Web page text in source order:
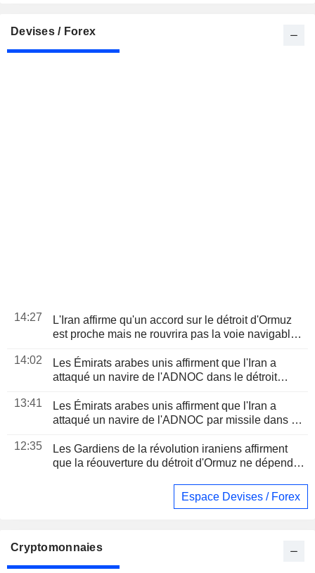
Devises / Forex
14:27
L'Iran affirme qu'un accord sur le détroit d'Ormuz
est proche mais ne rouvrira pas la voie navigable
14:02
Les Émirats arabes unis affirment que l'Iran a
attaqué un navire de l'ADNOC dans le détroit
13:41
Les Émirats arabes unis affirment que l'Iran a
attaqué un navire de l'ADNOC par missile dans le
12:35
Les Gardiens de la révolution iraniens affirment
que la réouverture du détroit d'Ormuz ne dépend
Espace Devises / Forex
Cryptomonnaies